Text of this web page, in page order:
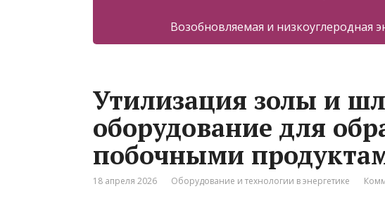
Возобновляемая и низкоуглеродная
Утилизация золы и
оборудование для
побочными
18 апреля 2026 Оборудование и технологии в энергетике